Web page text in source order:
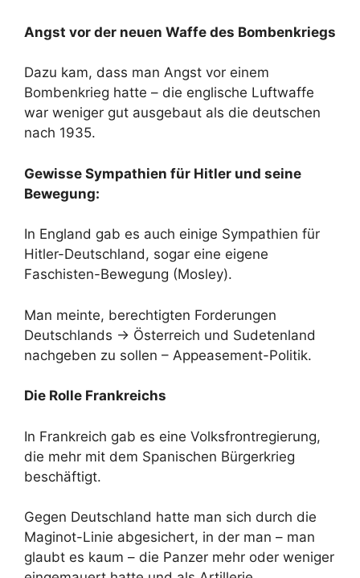
Angst vor der neuen Waffe des Bombenkriegs
Dazu kam, dass man Angst vor einem
Bombenkrieg hatte – die englische Luftwaffe
war weniger gut ausgebaut als die deutschen
nach 1935.
Gewisse Sympathien für Hitler und seine
Bewegung:
In England gab es auch einige Sympathien für
Hitler-Deutschland, sogar eine eigene
Faschisten-Bewegung (Mosley).
Man meinte, berechtigten Forderungen
Deutschlands -> Österreich und Sudetenland
nachgeben zu sollen – Appeasement-Politik.
Die Rolle Frankreichs
In Frankreich gab es eine Volksfrontregierung,
die mehr mit dem Spanischen Bürgerkrieg
beschäftigt.
Gegen Deutschland hatte man sich durch die
Maginot-Linie abgesichert, in der man – man
glaubt es kaum – die Panzer mehr oder weniger